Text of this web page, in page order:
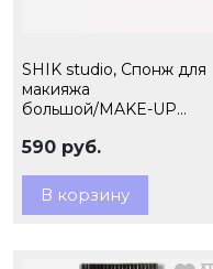
SHIK studio, Спонж для
макияжа
большой/MAKE-UP
1шт
590 руб.
В корзину